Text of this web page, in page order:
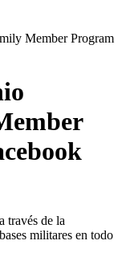
Member Program
través de la
militares en todo